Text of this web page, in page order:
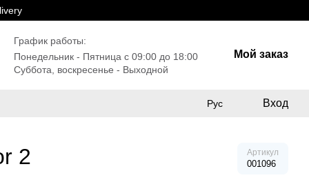
График работы:
Понедельник - Пятница с 09:00 до 18:00
Суббота, воскресенье - Выходной
Мой заказ
Рус Вход
2 Артикул
001096